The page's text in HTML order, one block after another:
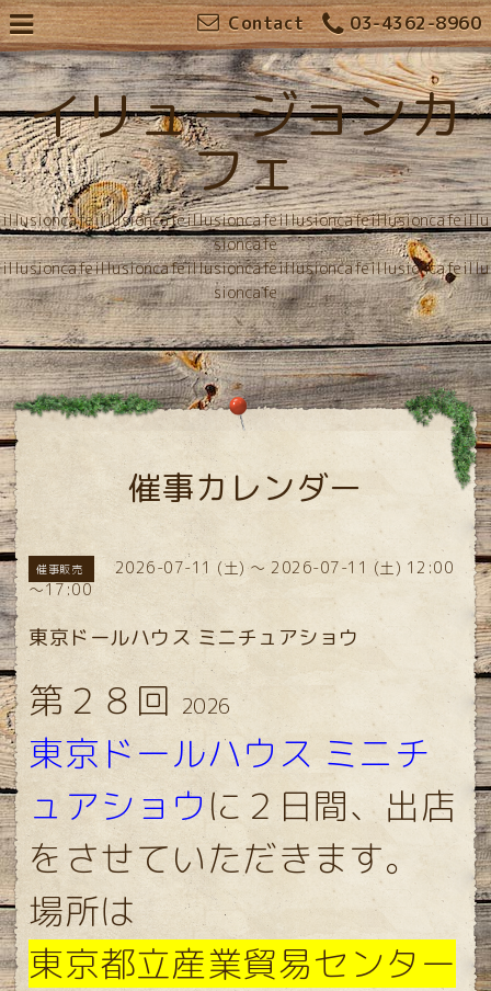
03-4362-8960
Contact
イリュージョンカ
フェ
illusioncafeillusioncafeillusioncafeillusioncafeillusioncafeillu
sioncafe
illusioncafeillusioncafeillusioncafeillusioncafeillusioncafeillu
sioncafe
催事カレンダー
催事販売
2026-07-11 (土) ～ 2026-07-11 (土) 12:00
～17:00
東京ドールハウス ミニチュアショウ
第２８回 2026
東京ドールハウス ミニチ
ュアショウに２日間、出店
をさせていただきます。
場所は
東京都立産業貿易センター